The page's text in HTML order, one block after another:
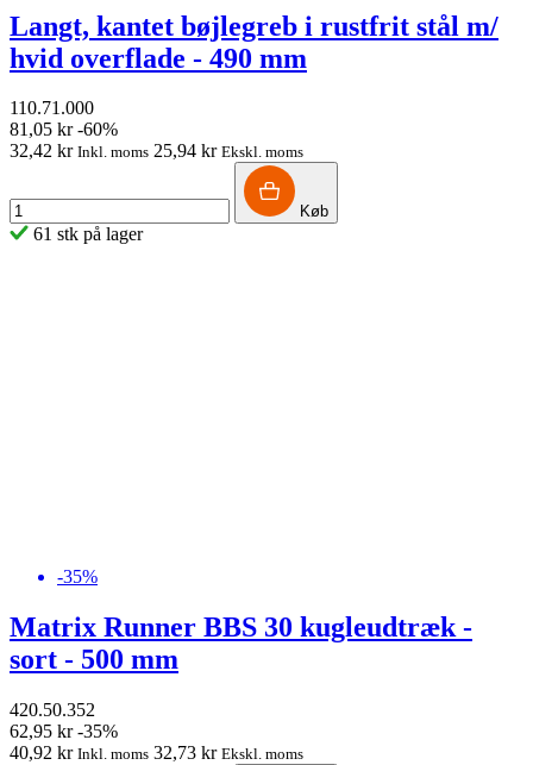
Langt, kantet bøjlegreb i rustfrit stål m/
hvid overflade - 490 mm
110.71.000
81,05 kr -60%
32,42 kr Inkl. moms 25,94 kr Ekskl. moms
Køb
61 stk på lager
-35%
Matrix Runner BBS 30 kugleudtræk -
sort - 500 mm
420.50.352
62,95 kr -35%
40,92 kr Inkl. moms 32,73 kr Ekskl. moms